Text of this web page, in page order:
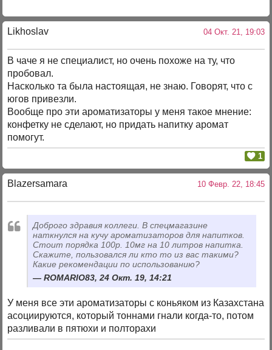
Likhoslav 04 Окт. 21, 19:03
В чаче я не специалист, но очень похоже на ту, что
пробовал.
Насколько та была настоящая, не знаю. Говорят, что с
югов привезли.
Вообще про эти ароматизаторы у меня такое мнение:
конфетку не сделают, но придать напитку аромат
помогут.
1
Blazersamara 10 Февр. 22, 18:45
Доброго здравия коллеги. В спецмагазине
наткнулся на кучу ароматизаторов для напитков.
Стоит порядка 100р. 10мг на 10 литров напитка.
Скажите, пользовался ли кто то из вас такими?
Какие рекомендации по использованию?
ROMARIO83, 24 Окт. 19, 14:21
У меня все эти ароматизаторы с коньяком из Казахстана
асоциируются, который тоннами гнали когда-то, потом
разливали в пятюхи и полторахи